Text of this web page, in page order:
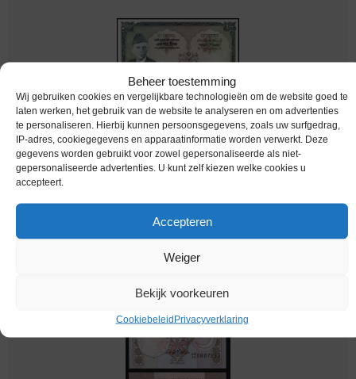
Beheer toestemming
Wij gebruiken cookies en vergelijkbare technologieën om de website goed te
laten werken, het gebruik van de website te analyseren en om advertenties
te personaliseren. Hierbij kunnen persoonsgegevens, zoals uw surfgedrag,
IP-adres, cookiegegevens en apparaatinformatie worden verwerkt. Deze
gegevens worden gebruikt voor zowel gepersonaliseerde als niet-
gepersonaliseerde advertenties. U kunt zelf kiezen welke cookies u
accepteert.
Accepteren
Weiger
Bekijk voorkeuren
CookiebeleidPrivacyverklaring
bankbiljetten / 023(1) / Pakistan / 100 Rupees /
Melding bij beschikbaarheid